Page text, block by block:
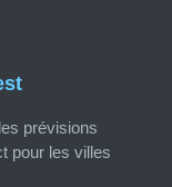
prévisions
pour les villes